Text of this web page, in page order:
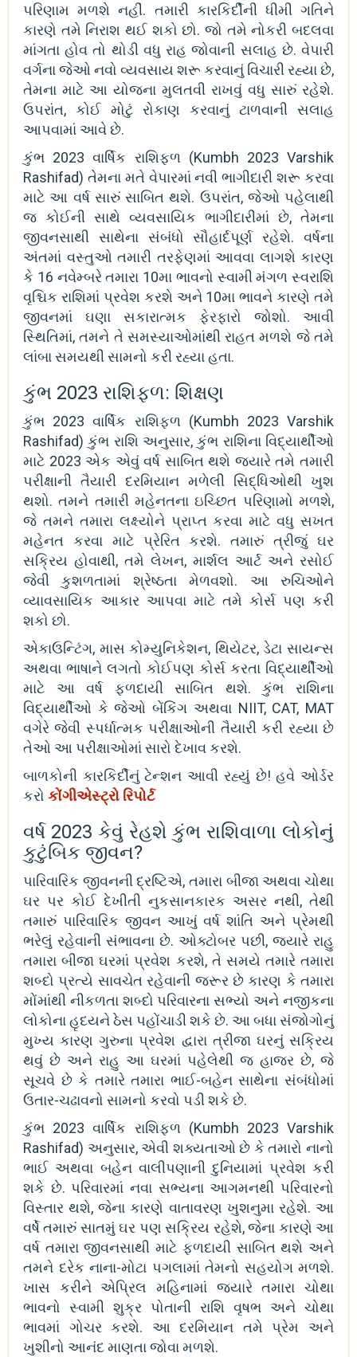
પરિણામ મળશે નહીં. તમારી કારકિર્દીની ધીમી ગતિને
કારણે તમે નિરાશ થઈ શકો છો. જો તમે નોકરી બદલવા
માંગતા હોવ તો થોડી વધુ રાહ જોવાની સલાહ છે. વેપારી
વર્ગના જેઓ નવો વ્યવસાય શરૂ કરવાનું વિચારી રહ્યા છે,
તેમના માટે આ યોજના મુલતવી રાખવું વધુ સારું રહેશે.
ઉપરાંત, કોઈ મોટું રોકાણ કરવાનું ટાળવાની સલાહ
આપવામાં આવે છે.
કુંભ 2023 વાર્ષિક રાશિફળ (Kumbh 2023 Varshik
Rashifad) તેમના મતે વેપારમાં નવી ભાગીદારી શરૂ કરવા
માટે આ વર્ષ સારું સાબિત થશે. ઉપરાંત, જેઓ પહેલાથી
જ કોઈની સાથે વ્યવસાયિક ભાગીદારીમાં છે, તેમના
જીવનસાથી સાથેના સંબંધો સૌહાર્દપૂર્ણ રહેશે. વર્ષના
અંતમાં વસ્તુઓ તમારી તરફેણમાં આવવા લાગશે કારણ
કે 16 નવેમ્બરે તમારા 10મા ભાવનો સ્વામી મંગળ સ્વરાશિ
વૃશ્ચિક રાશિમાં પ્રવેશ કરશે અને 10મા ભાવને કારણે તમે
જીવનમાં ઘણા સકારાત્મક ફેરફારો જોશો. આવી
સ્થિતિમાં, તમને તે સમસ્યાઓમાંથી રાહત મળશે જે તમે
લાંબા સમયથી સામનો કરી રહ્યા હતા.
કુંભ 2023 રાશિફળ: શિક્ષણ
કુંભ 2023 વાર્ષિક રાશિફળ (Kumbh 2023 Varshik
Rashifad) કુંભ રાશિ અનુસાર, કુંભ રાશિના વિદ્યાર્થીઓ
માટે 2023 એક એવું વર્ષ સાબિત થશે જ્યારે તમે તમારી
પરીક્ષાની તૈયારી દરમિયાન મળેલી સિદ્ધિઓથી ખુશ
થશો. તમને તમારી મહેનતના ઇચ્છિત પરિણામો મળશે,
જે તમને તમારા લક્ષ્યોને પ્રાપ્ત કરવા માટે વધુ સખત
મહેનત કરવા માટે પ્રેરિત કરશે. તમારું ત્રીજું ઘર
સક્રિય હોવાથી, તમે લેખન, માર્શલ આર્ટ અને રસોઈ
જેવી કુશળતામાં શ્રેષ્ઠતા મેળવશો. આ રુચિઓને
વ્યાવસાયિક આકાર આપવા માટે તમે કોર્સ પણ કરી
શકો છો.
એકાઉન્ટિંગ, માસ કોમ્યુનિકેશન, થિયેટર, ડેટા સાયન્સ
અથવા ભાષાને લગતો કોઈપણ કોર્સ કરતા વિદ્યાર્થીઓ
માટે આ વર્ષ ફળદાયી સાબિત થશે. કુંભ રાશિના
વિદ્યાર્થીઓ કે જેઓ બેંકિંગ અથવા NIIT, CAT, MAT
વગેરે જેવી સ્પર્ધાત્મક પરીક્ષાઓની તૈયારી કરી રહ્યા છે
તેઓ આ પરીક્ષાઓમાં સારો દેખાવ કરશે.
બાળકોની કારકિર્દીનું ટેન્શન આવી રહ્યું છે! હવે ઓર્ડર
કરો કોંગીએસ્ટ્રો રિપોર્ટ
વર્ષ 2023 કેવું રેહશે કુંભ રાશિવાળા લોકોનું
કુટુંબિક જીવન?
પારિવારિક જીવનની દ્રષ્ટિએ, તમારા બીજા અથવા ચોથા
ઘર પર કોઈ દેખીતી નુકસાનકારક અસર નથી, તેથી
તમારું પારિવારિક જીવન આખું વર્ષ શાંતિ અને પ્રેમથી
ભરેલું રહેવાની સંભાવના છે. ઓક્ટોબર પછી, જ્યારે રાહુ
તમારા બીજા ઘરમાં પ્રવેશ કરશે, તે સમયે તમારે તમારા
શબ્દો પ્રત્યે સાવચેત રહેવાની જરૂર છે કારણ કે તમારા
મોંમાંથી નીકળતા શબ્દો પરિવારના સભ્યો અને નજીકના
લોકોના હૃદયને ઠેસ પહોંચાડી શકે છે. આ બધા સંજોગોનું
મુખ્ય કારણ ગુરુના પ્રવેશ દ્વારા ત્રીજા ઘરનું સક્રિય
થવું છે અને રાહુ આ ઘરમાં પહેલેથી જ હાજર છે, જે
સૂચવે છે કે તમારે તમારા ભાઈ-બહેન સાથેના સંબંધોમાં
ઉતાર-ચઢાવનો સામનો કરવો પડી શકે છે.
કુંભ 2023 વાર્ષિક રાશિફળ (Kumbh 2023 Varshik
Rashifad) અનુસાર, એવી શક્યતાઓ છે કે તમારો નાનો
ભાઈ અથવા બહેન વાલીપણાની દુનિયામાં પ્રવેશ કરી
શકે છે. પરિવારમાં નવા સભ્યના આગમનથી પરિવારનો
વિસ્તાર થશે, જેના કારણે વાતાવરણ ખુશનુમા રહેશે. આ
વર્ષે તમારું સાતમું ઘર પણ સક્રિય રહેશે, જેના કારણે આ
વર્ષ તમારા જીવનસાથી માટે ફળદાયી સાબિત થશે અને
તમને દરેક નાના-મોટા પગલામાં તેમનો સહયોગ મળશે.
ખાસ કરીને એપ્રિલ મહિનામાં જ્યારે તમારા ચોથા
ભાવનો સ્વામી શુક્ર પોતાની રાશિ વૃષભ અને ચોથા
ભાવમાં ગોચર કરશે. આ દરમિયાન તમે પ્રેમ અને
ખુશીનો આનંદ માણતા જોવા મળશે.